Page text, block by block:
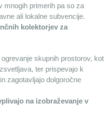
mnogih primerih pa so za
ali lokalne subvencije.
kolektorjev za
skupnih prostorov, kot
ter prispevajo k
zagotavljajo dolgoročne
na izobraževanje v